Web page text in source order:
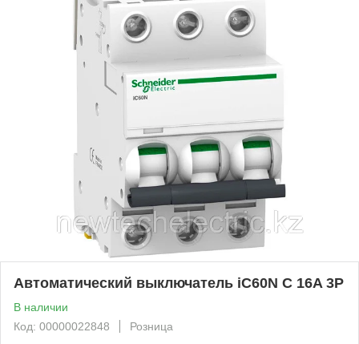
Автоматический выключатель iC60N C 16A 3P
В наличии
Код: 00000022848
Розница